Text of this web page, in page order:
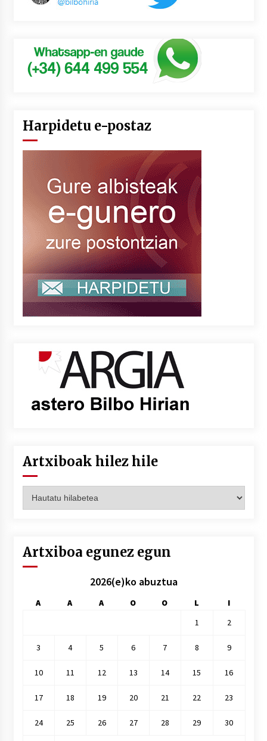
Harpidetu e-postaz
Artxiboak hilez hile
hilez
Artxiboa egunez egun
2026(e)ko abuztua
A A A O O L
I
1
2
3 4 5 6 7 8 9
10 11 12 13 14 15 16
17 18 19 20 21 22 23
24 25 26 27 28 29 30